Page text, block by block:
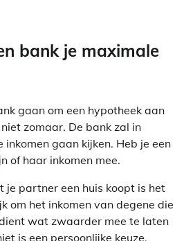
bank je maximale
gaan om een hypotheek aan
zomaar. De bank zal in
gaan kijken. Heb je een
of haar inkomen mee.
je partner een huis koopt is het
om het inkomen van degene die
wat zwaarder mee te laten
is een persoonlijke keuze.